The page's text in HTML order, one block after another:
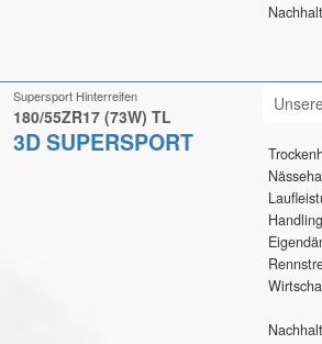
Supersport Hinterreifen
180/55ZR17 (73W) TL
3D SUPERSPORT
Handling